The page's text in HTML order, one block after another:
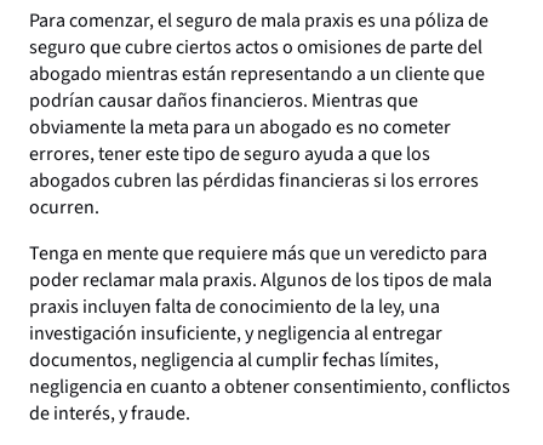
Para comenzar, el seguro de mala praxis es una póliza de
seguro que cubre ciertos actos o omisiones de parte del
abogado mientras están representando a un cliente que
podrían causar daños financieros. Mientras que
obviamente la meta para un abogado es no cometer
errores, tener este tipo de seguro ayuda a que los
abogados cubren las pérdidas financieras si los errores
ocurren.
Tenga en mente que requiere más que un veredicto para
poder reclamar mala praxis. Algunos de los tipos de mala
praxis incluyen falta de conocimiento de la ley, una
investigación insuficiente, y negligencia al entregar
documentos, negligencia al cumplir fechas límites,
negligencia en cuanto a obtener consentimiento, conflictos
de interés, y fraude.